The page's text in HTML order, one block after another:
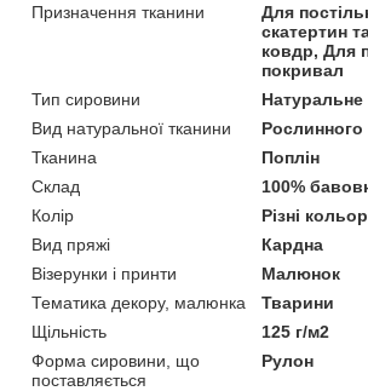
Призначення тканини
Для
скатертин
ковдр, Для
покривал
Тип сировини
Натуральне
Вид натуральної тканини
Тканина
Поплін
Склад
100%
Колір
Різні
Вид пряжі
Кардна
Візерунки і принти
Малюнок
Тематика декору, малюнка
Тварини
Щільність
125 г/м2
Форма сировини, що
поставляється
Рулон